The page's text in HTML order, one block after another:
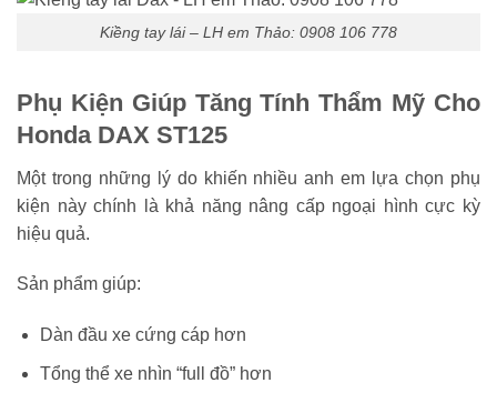
Kiềng tay lái – LH em Thảo: 0908 106 778
Phụ Kiện Giúp Tăng Tính Thẩm Mỹ Cho
Honda DAX ST125
Một trong những lý do khiến nhiều anh em lựa chọn phụ
kiện này chính là khả năng nâng cấp ngoại hình cực kỳ
hiệu quả.
Sản phẩm giúp:
Dàn đầu xe cứng cáp hơn
Tổng thể xe nhìn “full đồ” hơn